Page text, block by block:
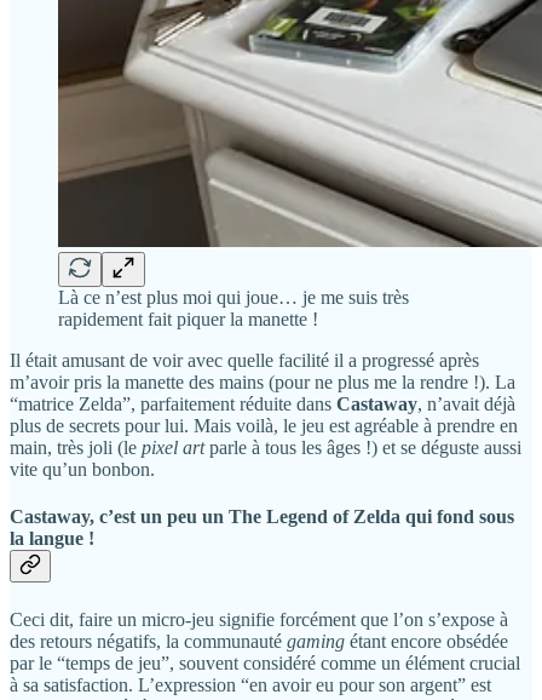
Là ce n’est plus moi qui joue… je me suis très
rapidement fait piquer la manette !
Il était amusant de voir avec quelle facilité il a progressé après
m’avoir pris la manette des mains (pour ne plus me la rendre !). La
“matrice Zelda”, parfaitement réduite dans Castaway, n’avait déjà
plus de secrets pour lui. Mais voilà, le jeu est agréable à prendre en
main, très joli (le pixel artparle à tous les âges !) et se déguste aussi
vite qu’un bonbon.
Castaway, c’est un peu un The Legend of Zelda qui fond sous
la langue !
Ceci dit, faire un micro-jeu signifie forcément que l’on s’expose à
des retours négatifs, la communauté gaming étant encore obsédée
par le “temps de jeu”, souvent considéré comme un élément crucial
à sa satisfaction. L’expression “en avoir eu pour son argent” est